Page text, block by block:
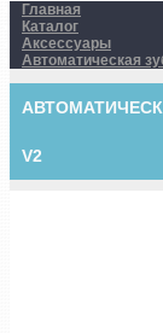
Главная
Каталог
Аксессуары
Автоматическая
V2